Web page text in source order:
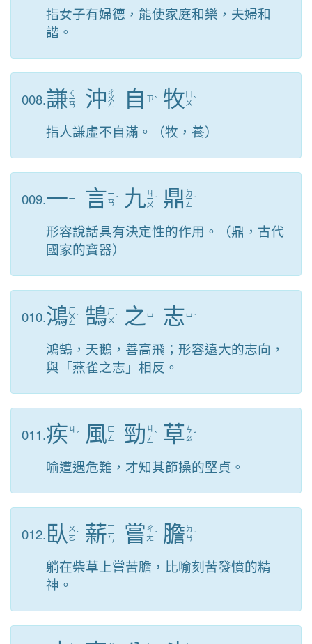
指女子有婦德，能使家庭和樂，夫婦和
諧。
008.謙 ㄑ
ㄧ
ㄢ 沖 ㄔ
ㄨ
ㄥ 自 ㄗˋ 牧 ㄇ
ㄨ ˋ
指人謙虛不自滿。（牧，養）
009.一ㄧ 言ㄧ
ㄢ ˊ 九ㄐ
ㄧ
ㄡ
ˇ 鼎 ㄉ
ㄧ
ㄥ
ˇ
形容說話具有決定性的作用。（鼎，古代
國家的寶器）
010.鴻ㄏ
ㄨ
ㄥ
ˊ 鵠ㄏ
ㄨ ˊ 之 ㄓ 志ㄓˋ
鴻鵠，天鵝，善高飛；形容遠大的志向，
與「燕雀之志」相反。
011.疾 ㄐ
ㄧ ˊ 風 ㄈ
ㄥ
勁 ㄐ
ㄧ
ㄥ
ˋ 草ㄘ
ㄠˇ
喻遭遇危難，才知其節操的堅貞。
012. 臥 ㄨ
ㄛˋ 薪ㄒ
ㄧ
ㄣ 嘗 ㄔ
ㄤ ˊ 膽 ㄉ
ㄢˇ
躺在柴草上嘗苦膽，比喻刻苦發憤的精
神。